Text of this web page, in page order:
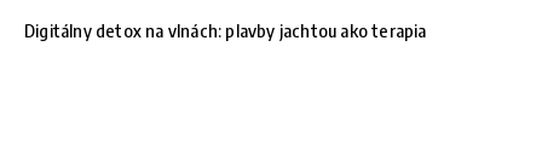
Digitálny detox na vlnách: plavby jachtou ako terapia